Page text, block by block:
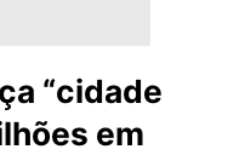
“cidade
em